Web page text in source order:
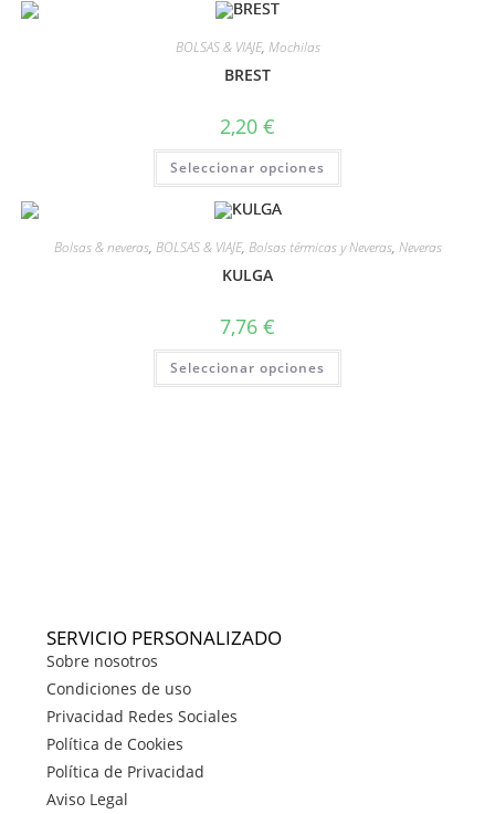
BOLSAS & VIAJE, Mochilas
BREST
2,20 €
Seleccionar opciones
Bolsas & neveras, BOLSAS & VIAJE, Bolsas térmicas y Neveras, Neveras
KULGA
7,76 €
Seleccionar opciones
SERVICIO PERSONALIZADO
Sobre nosotros
Condiciones de uso
Privacidad Redes Sociales
Política de Cookies
Política de Privacidad
Aviso Legal